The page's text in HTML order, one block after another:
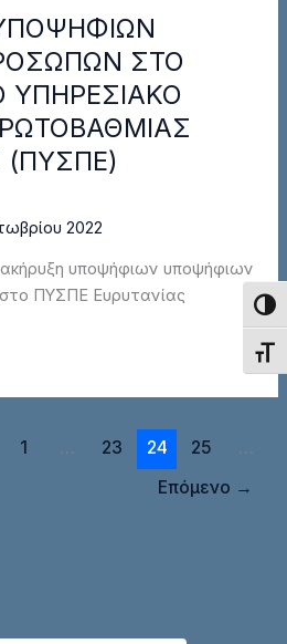
ΣΤΟ
ΥΠΗΡΕΣΙΑΚΟ
(ΠΥΣΠΕ)
2022
υποψήφιων υποψήφιων
ΠΥΣΠΕ Ευρυτανίας
1 … 23 24 25
…
Επόμενο →